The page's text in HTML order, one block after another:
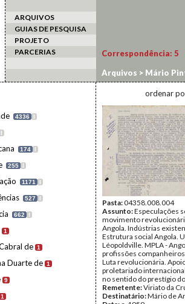
ARQUIVOS
GUIAS DE PESQUISA
PROJETO
PARCERIAS
4336 I
I
174 I
255 I
1171 I
527 I
662 I
1
de 1
Duarte de 1
9
1
Correspondência: 5
Arquivos > Mário
ordenar
Pasta:04358.008.004
Assunto:Especulações
movimento
Angola. Indústrias
Estrutura social Angola.
Léopoldville. MPLA -
profissões
Luta revolucionária.
proletariado
no sentido do prestígio
Remetente:Viriato da
Destinatário:Mário de